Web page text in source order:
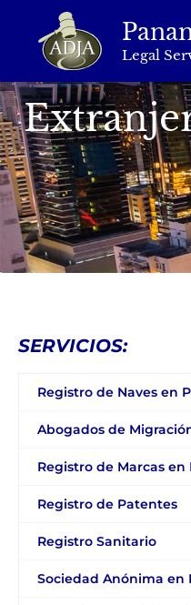
Legal
SERVICIOS:
Registro de Naves en
Abogados de
Registro de Marcas en
Registro de Patentes
Registro Sanitario
Sociedad Anónima en